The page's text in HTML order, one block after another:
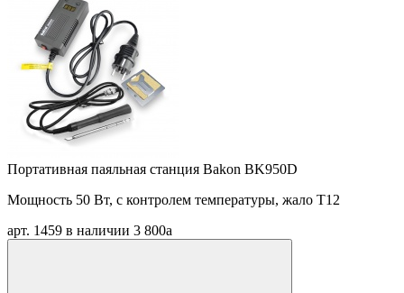
Портативная паяльная станция Bakon BK950D
Мощность 50 Вт, с контролем температуры, жало T12
арт. 1459 в наличии 3 800a